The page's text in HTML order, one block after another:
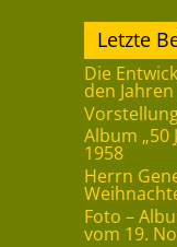
Letzte
Die
den
Album „50
1958
Herrn
Foto –
vom 19.